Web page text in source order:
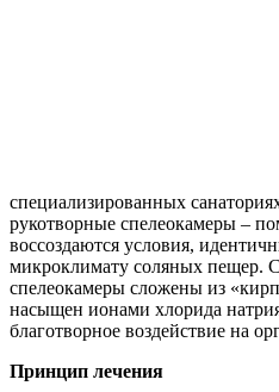
специализированных
рукотворные спелеокамеры –
воссоздаются условия,
микроклимату соляных пещер.
спелеокамеры сложены из
насыщен ионами хлорида
благотворное воздействие на
Принцип лечения